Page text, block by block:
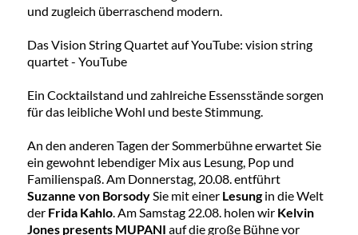
und zugleich überraschend modern.
Das Vision String Quartet auf YouTube: vision string
quartet - YouTube
Ein Cocktailstand und zahlreiche Essensstände sorgen
für das leibliche Wohl und beste Stimmung.
An den anderen Tagen der Sommerbühne erwartet Sie
ein gewohnt lebendiger Mix aus Lesung, Pop und
Familienspaß. Am Donnerstag, 20.08. entführt
Suzanne von BorsodySie mit einer Lesungin die Welt
der Frida Kahlo. Am Samstag 22.08. holen wir Kelvin
Jones presents MUPANI auf die große Bühne vor